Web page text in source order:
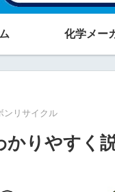
化学メー
ンリサイクル
りやすく